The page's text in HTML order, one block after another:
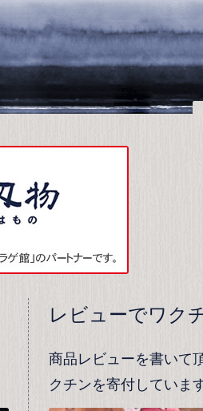
レビューでワク
商品レビューを書いて
クチンを寄付しています